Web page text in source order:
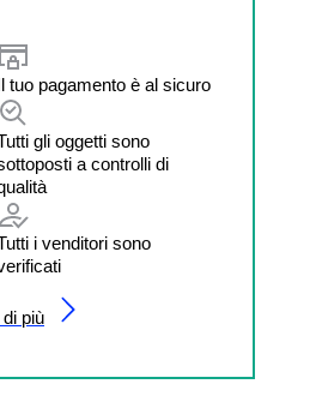
tuo pagamento è al sicuro
gli oggetti sono
a controlli di
i venditori sono
più